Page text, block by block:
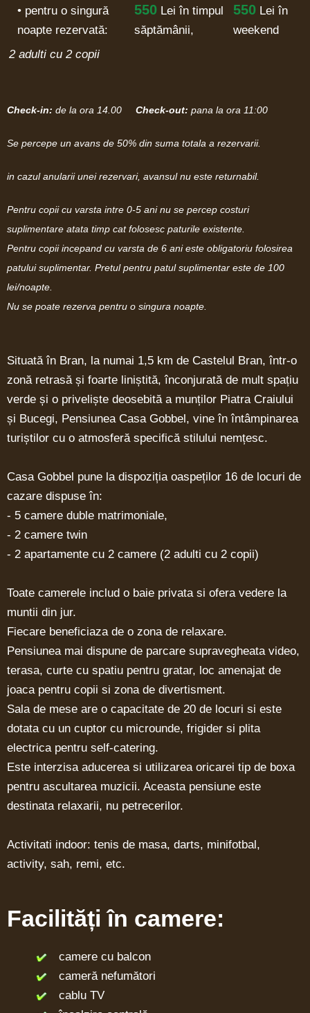
• pentru o singură
noapte rezervată:
550 Lei în timpul
săptămânii,
550 Lei în
weekend
2 adulti cu 2 copii
Check-in: de la ora 14.00 Check-out: pana la ora 11:00
Se percepe un avans de 50% din suma totala a rezervarii.
in cazul anularii unei rezervari, avansul nu este returnabil.
Pentru copii cu varsta intre 0-5 ani nu se percep costuri
suplimentare atata timp cat folosesc paturile existente.
Pentru copii incepand cu varsta de 6 ani este obligatoriu folosirea
patului suplimentar. Pretul pentru patul suplimentar este de 100
lei/noapte.
Nu se poate rezerva pentru o singura noapte.
Situată în Bran, la numai 1,5 km de Castelul Bran, într-o
zonă retrasă și foarte liniștită, înconjurată de mult spațiu
verde și o priveliște deosebită a munților Piatra Craiului
și Bucegi, Pensiunea Casa Gobbel, vine în întâmpinarea
turiștilor cu o atmosferă specifică stilului nemțesc.
Casa Gobbel pune la dispoziția oaspeților 16 de locuri de
cazare dispuse în:
- 5 camere duble matrimoniale,
- 2 camere twin
- 2 apartamente cu 2 camere (2 adulti cu 2 copii)
Toate camerele includ o baie privata si ofera vedere la
muntii din jur.
Fiecare beneficiaza de o zona de relaxare.
Pensiunea mai dispune de parcare supravegheata video,
terasa, curte cu spatiu pentru gratar, loc amenajat de
joaca pentru copii si zona de divertisment.
Sala de mese are o capacitate de 20 de locuri si este
dotata cu un cuptor cu microunde, frigider si plita
electrica pentru self-catering.
Este interzisa aducerea si utilizarea oricarei tip de boxa
pentru ascultarea muzicii. Aceasta pensiune este
destinata relaxarii, nu petrecerilor.
Activitati indoor: tenis de masa, darts, minifotbal,
activity, sah, remi, etc.
Facilități în camere:
camere cu balcon
cameră nefumători
cablu TV